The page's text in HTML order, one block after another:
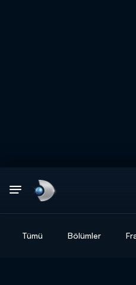
Tümü Bölümler